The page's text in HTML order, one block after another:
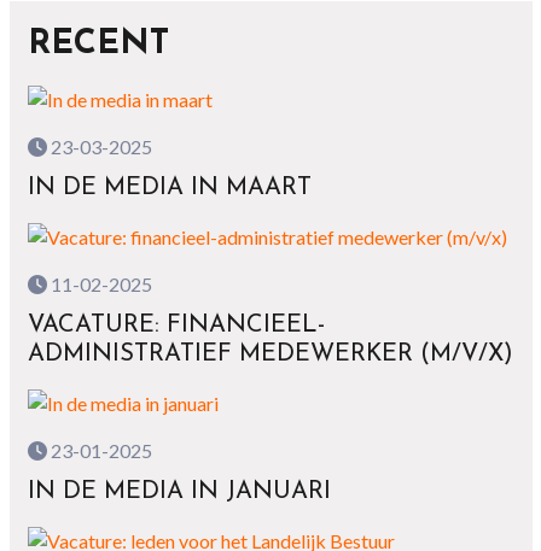
RECENT
23-03-2025
IN DE MEDIA IN MAART
11-02-2025
VACATURE: FINANCIEEL-
ADMINISTRATIEF MEDEWERKER (M/V/X)
23-01-2025
IN DE MEDIA IN JANUARI